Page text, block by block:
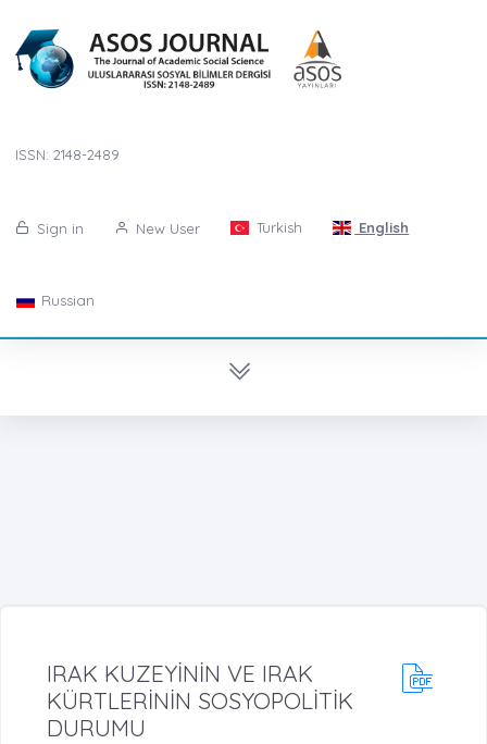
ISSN: 2148-2489
Sign in New User Turkish English
Russian
IRAK KUZEYİNİN VE IRAK
KÜRTLERİNİN SOSYOPOLİTİK
DURUMU